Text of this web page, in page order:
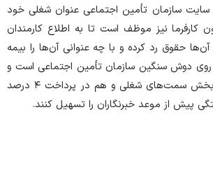
سایت سازمان تأمین اجتماعی عنوان شغلی خود
کارفرما نیز موظف است تا به اطلاع کارمندان
آن‌ها حقوق رد کرده و با چه عنوانی آن‌ها را بیمه
روی دوش سنگین سازمان تأمین اجتماعی است و
کارفرما‌ها باید هم در بخش سمت‌های شغلی و هم در پرداخت ۴ درصد
پیش از موعد خبرنگاران را تسهیل کنند.